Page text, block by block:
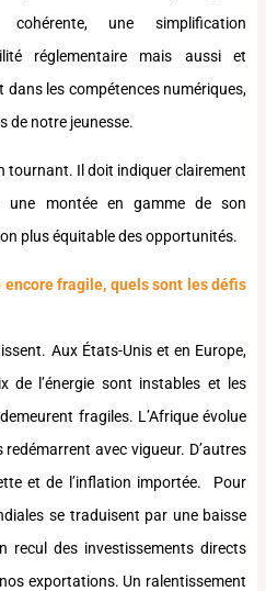
une simplification
réglementaire mais aussi et
les compétences numériques,
de notre jeunesse.
tournant. Il doit indiquer clairement
une montée en gamme de son
plus équitable des opportunités.
fragile, quels sont les défis
Aux États-Unis et en Europe,
de l’énergie sont instables et les
fragiles. L’Afrique évolue
avec vigueur. D’autres
et de l’inflation importée. Pour
se traduisent par une baisse
recul des investissements directs
exportations. Un ralentissement